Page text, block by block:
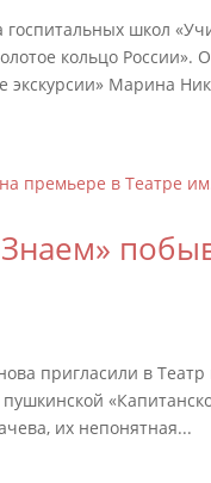
госпитальных школ
кольцо
экскурсии» Марина
пригласили в
их непонятная...